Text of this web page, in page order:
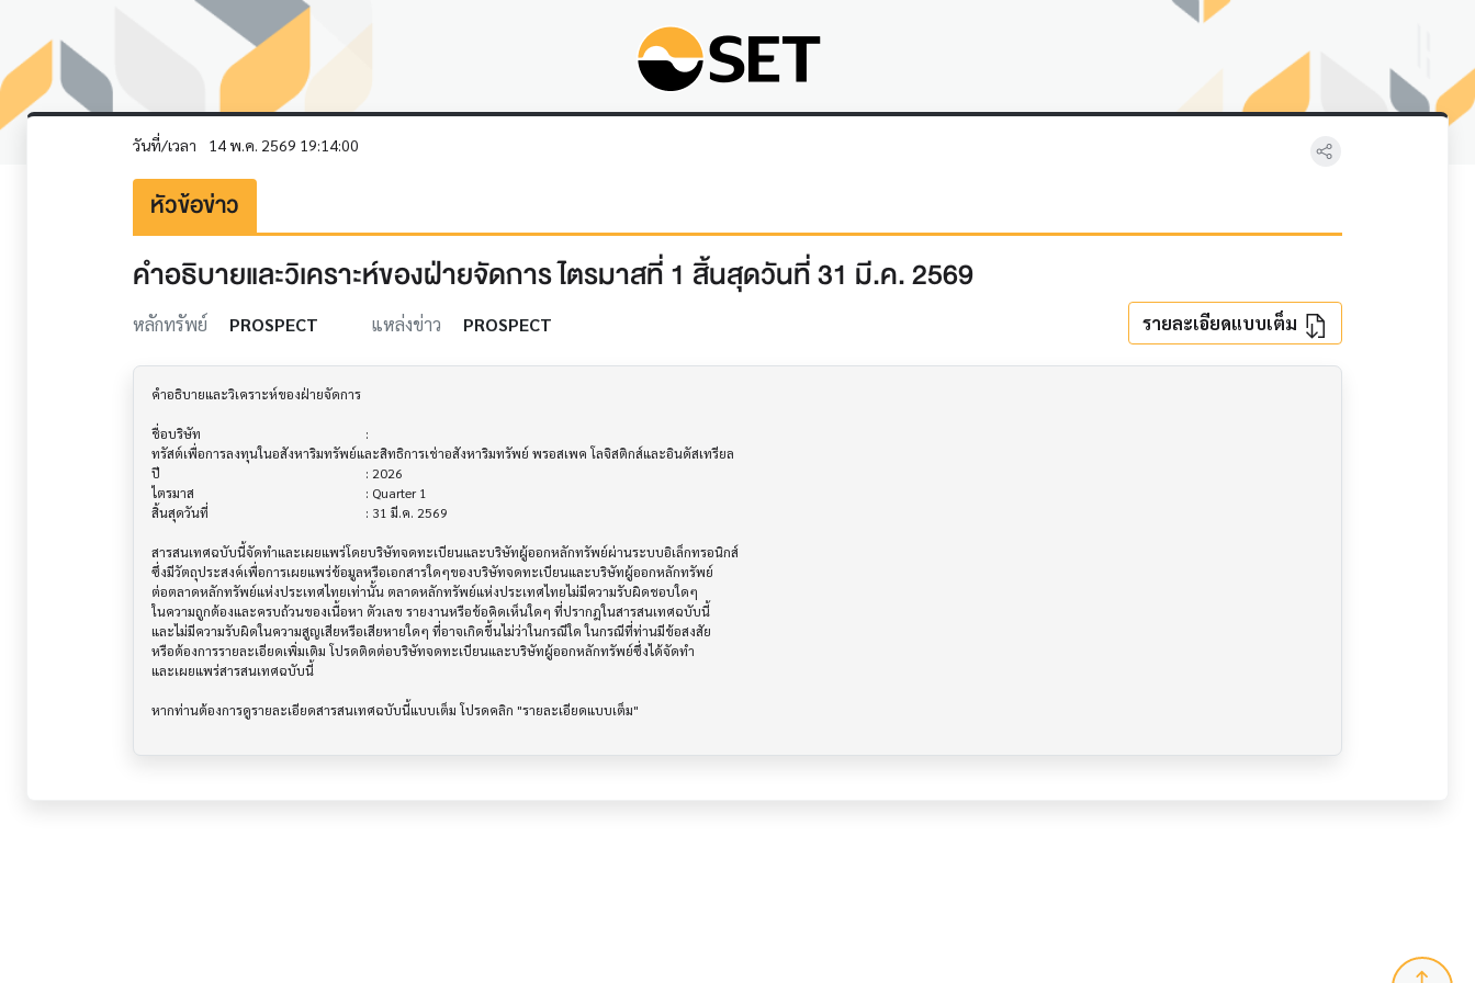
วันที่/เวลา 14 พ.ค. 2569 19:14:00
หัวข้อข่าว
คำอธิบายและวิเคราะห์ของฝ่ายจัดการ ไตรมาสที่ 1 สิ้นสุดวันที่ 31 มี.ค. 2569
หลักทรัพย์ PROSPECT แหล่งข่าว PROSPECT รายละเอียดแบบเต็ม
คำอธิบายและวิเคราะห์ของฝ่ายจัดการ
ชื่อบริษัท                               			 :
ทรัสต์เพื่อการลงทุนในอสังหาริมทรัพย์และสิทธิการเช่าอสังหาริมทรัพย์ พรอสเพค โลจิสติกส์และอินดัสเทรียล
ปี                                     			 : 2026
ไตรมาส                                			 : Quarter 1
สิ้นสุดวันที่                              			 : 31 มี.ค. 2569
สารสนเทศฉบับนี้จัดทำและเผยแพร่โดยบริษัทจดทะเบียนและบริษัทผู้ออกหลักทรัพย์ผ่านระบบอิเล็กทรอนิกส์
ซึ่งมีวัตถุประสงค์เพื่อการเผยแพร่ข้อมูลหรือเอกสารใดๆของบริษัทจดทะเบียนและบริษัทผู้ออกหลักทรัพย์
ต่อตลาดหลักทรัพย์แห่งประเทศไทยเท่านั้น ตลาดหลักทรัพย์แห่งประเทศไทยไม่มีความรับผิดชอบใดๆ
ในความถูกต้องและครบถ้วนของเนื้อหา ตัวเลข รายงานหรือข้อคิดเห็นใดๆ ที่ปรากฎในสารสนเทศฉบับนี้
และไม่มีความรับผิดในความสูญเสียหรือเสียหายใดๆ ที่อาจเกิดขึ้นไม่ว่าในกรณีใด ในกรณีที่ท่านมีข้อสงสัย
หรือต้องการรายละเอียดเพิ่มเติม โปรดติดต่อบริษัทจดทะเบียนและบริษัทผู้ออกหลักทรัพย์ซึ่งได้จัดทำ
และเผยแพร่สารสนเทศฉบับนี้